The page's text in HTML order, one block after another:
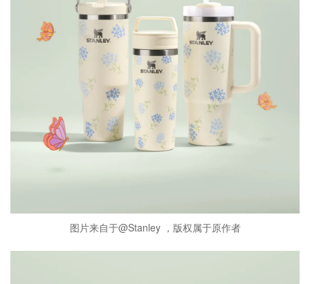
图片来自于@Stanley ，版权属于原作者